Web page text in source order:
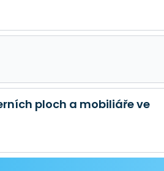
ploch a mobiliáře ve